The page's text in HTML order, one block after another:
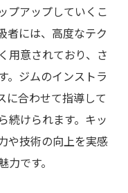
プアップしていくこ
者には、高度なテク
用意されており、さ
。ジムのインストラ
に合わせて指導して
続けられます。キッ
や技術の向上を実感
です。